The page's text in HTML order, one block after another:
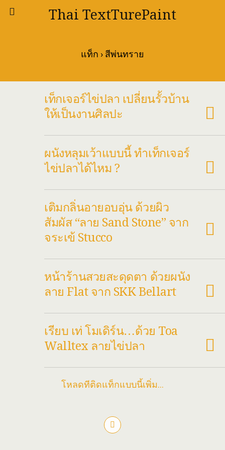
Thai TextTurePaint
แท็ก › สีพ่นทราย
เท็กเจอร์ไข่ปลา เปลี่ยนรั้วบ้าน
ให้เป็นงานศิลปะ
ผนังหลุมเว้าแบบนี้ ทำเท็กเจอร์
ไข่ปลาได้ไหม ?
เติมกลิ่นอายอบอุ่น ด้วยผิว
สัมผัส “ลาย Sand Stone” จาก
จระเข้ Stucco
หน้าร้านสวยสะดุดตา ด้วยผนัง
ลาย Flat จาก SKK Bellart
เรียบ เท่ โมเดิร์น…ด้วย Toa
Walltex ลายไข่ปลา
โหลดทีติดแท็กแบบนี้เพิ่ม…